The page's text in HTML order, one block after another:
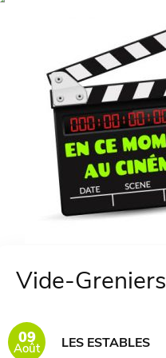
Vide-Greniers
09
Août LES ESTABLES